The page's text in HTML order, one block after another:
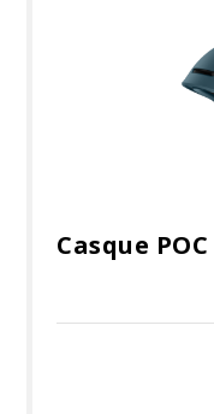
Casque